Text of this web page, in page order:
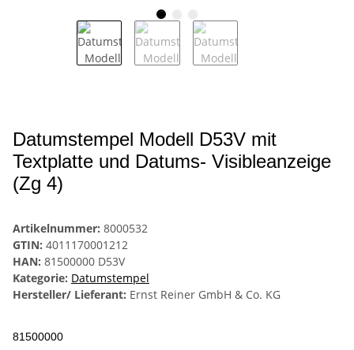
Datumstempel Modell D53V mit
Textplatte und Datums- Visibleanzeige
(Zg 4)
Artikelnummer: 8000532
GTIN: 4011170001212
HAN: 81500000 D53V
Kategorie: Datumstempel
Hersteller/ Lieferant: Ernst Reiner GmbH & Co. KG
81500000